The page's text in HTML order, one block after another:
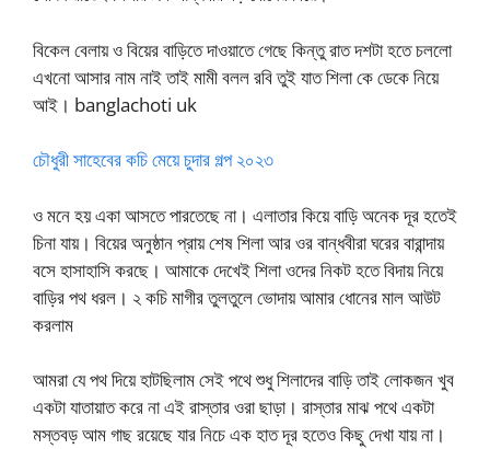
বিকেল বেলায় ও বিয়ের বাড়িতে দাওয়াতে গেছে কিন্তু রাত দশটা হতে চললো
এখনো আসার নাম নাই তাই মামী বলল রবি তুই যাত শিলা কে ডেকে নিয়ে
আই। banglachoti uk
চৌধুরী সাহেবের কচি মেয়ে চুদার গল্প ২০২৩
ও মনে হয় একা আসতে পারতেছে না। এলাতার কিয়ে বাড়ি অনেক দূর হতেই
চিনা যায়। বিয়ের অনুষ্ঠান প্রায় শেষ শিলা আর ওর বান্ধবীরা ঘরের বারান্দায়
বসে হাসাহাসি করছে। আমাকে দেখেই শিলা ওদের নিকট হতে বিদায় নিয়ে
বাড়ির পথ ধরল। ২ কচি মাগীর তুলতুলে ভোদায় আমার ধোনের মাল আউট
করলাম
আমরা যে পথ দিয়ে হাটছিলাম সেই পথে শুধু শিলাদের বাড়ি তাই লোকজন খুব
একটা যাতায়াত করে না এই রাস্তার ওরা ছাড়া। রাস্তার মাঝ পথে একটা
মস্তবড় আম গাছ রয়েছে যার নিচে এক হাত দূর হতেও কিছু দেখা যায় না।